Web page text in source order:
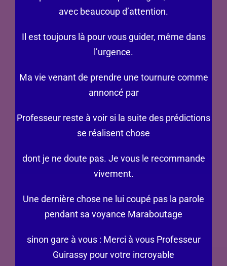
avec beaucoup d’attention.
Il est toujours là pour vous guider, même dans
l’urgence.
Ma vie venant de prendre une tournure comme
annoncé par
Professeur reste à voir si la suite des prédictions
se réalisent chose
dont je ne doute pas. Je vous le recommande
vivement.
Une dernière chose ne lui coupé pas la parole
pendant sa voyance Maraboutage
sinon gare à vous : Merci à vous Professeur
Guirassy pour votre incroyable